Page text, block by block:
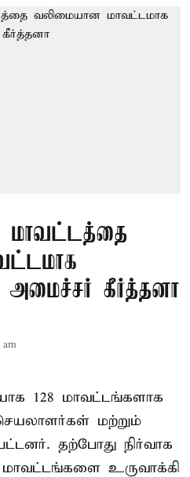
மாவட்டத்தை
அமைச்சர் கீர்த்தனா
128 மாவட்டங்களாக
செயலாளர்கள் மற்றும்
தற்போது நிர்வாக
மாவட்டங்களை உருவாக்கி